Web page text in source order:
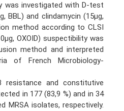
was investigated with D-test
BBL) and clindamycin (15μg,
method according to CLSI
OXOID) suspectibility was
method and interpreted
of French Microbiology-
resistance and constitutive
in 177 (83,9 %) and in 34
MRSA isolates, respectively.